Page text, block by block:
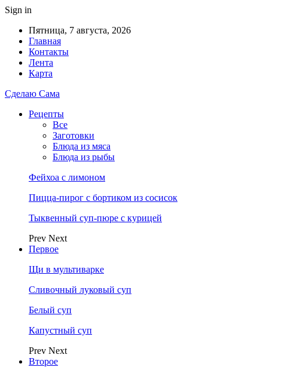
Sign in
Пятница, 7 августа, 2026
Главная
Контакты
Лента
Карта
Сделаю Сама
Рецепты
Все
Заготовки
Блюда из мяса
Блюда из рыбы
Фейхоа с лимоном
Пицца-пирог с бортиком из сосисок
Тыквенный суп-пюре с курицей
Prev Next
Первое
Щи в мультиварке
Сливочный луковый суп
Белый суп
Капустный суп
Prev Next
Второе